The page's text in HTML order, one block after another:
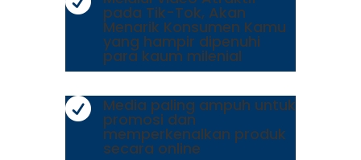
pada Tik-Tok, Akan
Menarik Konsumen Kamu
yang hampir dipenuhi
para kaum milenial
 Media paling ampuh untuk
promosi dan
memperkenalkan produk
secara online